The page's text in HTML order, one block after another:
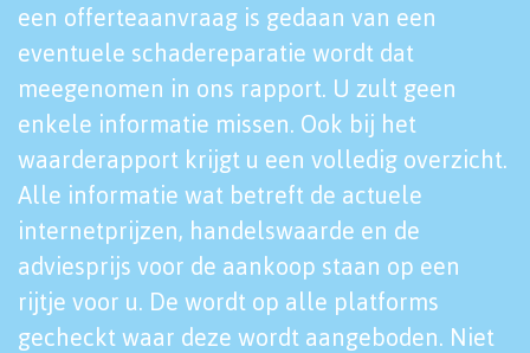
een offerteaanvraag is gedaan van een
eventuele schadereparatie wordt dat
meegenomen in ons rapport. U zult geen
enkele informatie missen. Ook bij het
waarderapport krijgt u een volledig overzicht.
Alle informatie wat betreft de actuele
internetprijzen, handelswaarde en de
adviesprijs voor de aankoop staan op een
rijtje voor u. De wordt op alle platforms
gecheckt waar deze wordt aangeboden. Niet